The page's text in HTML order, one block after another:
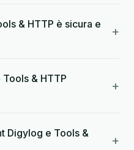
& HTTP è sicura e
+
& HTTP
+
Digylog e Tools &
+